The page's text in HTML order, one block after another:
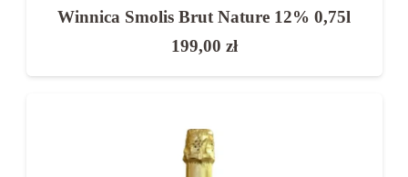
Winnica Smolis Brut Nature 12% 0,75l
199,00 zł